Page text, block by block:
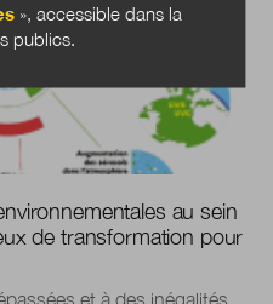
au sein
de transformation pour
», accessible dans la
publics.